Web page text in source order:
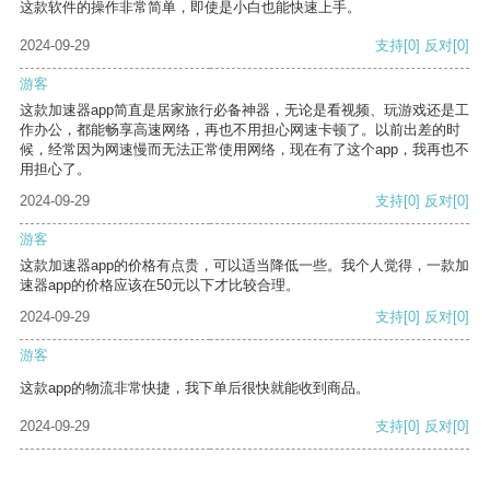
这款软件的操作非常简单，即使是小白也能快速上手。
2024-09-29 支持[0] 反对[0]
游客
这款加速器app简直是居家旅行必备神器，无论是看视频、玩游戏还是工
作办公，都能畅享高速网络，再也不用担心网速卡顿了。以前出差的时
候，经常因为网速慢而无法正常使用网络，现在有了这个app，我再也不
用担心了。
2024-09-29
支持[0] 反对[0]
游客
这款加速器app的价格有点贵，可以适当降低一些。我个人觉得，一款加
速器app的价格应该在50元以下才比较合理。
2024-09-29
支持[0] 反对[0]
游客
这款app的物流非常快捷，我下单后很快就能收到商品。
2024-09-29 支持[0] 反对[0]